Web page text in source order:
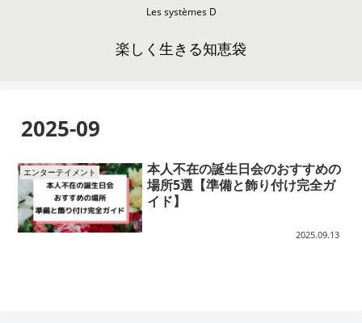
Les systèmes D
楽しく生きる知恵袋
2025-09
エンターテイメント
本人不在の誕生日会のおすすめの
場所5選【準備と飾り付け完全ガ
イド】
2025.09.13